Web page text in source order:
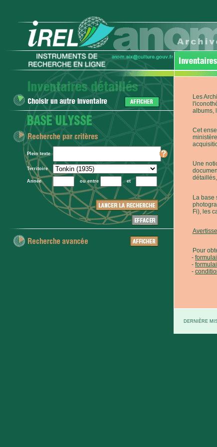
Plein texte
Territoire
Année ou entre et
Les
albums,
Cet
Une
La base
Fi), les
Pour
DERNIÈRE